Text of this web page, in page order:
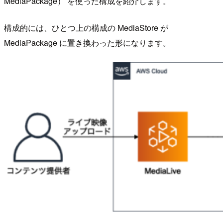
構成的には、ひとつ上の構成の MediaStore が
MediaPackage に置き換わった形になります。